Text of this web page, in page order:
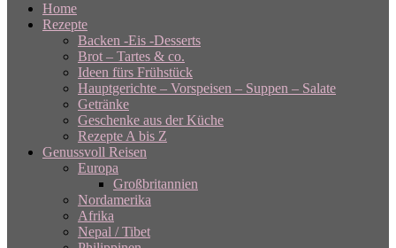
Home
Rezepte
Backen -Eis -Desserts
Brot – Tartes & co.
Ideen fürs Frühstück
Hauptgerichte – Vorspeisen – Suppen – Salate
Getränke
Geschenke aus der Küche
Rezepte A bis Z
Genussvoll Reisen
Europa
Großbritannien
Nordamerika
Afrika
Nepal / Tibet